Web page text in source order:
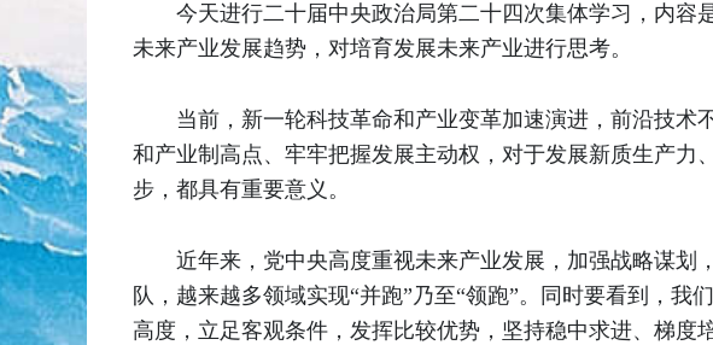
今天进行二十届中央政治局第二十四次集体学习，内
未来产业发展趋势，对培育发展未来产业进行思考。
当前，新一轮科技革命和产业变革加速演进，前沿技
和产业制高点、牢牢把握发展主动权，对于发展新质生产
步，都具有重要意义。
近年来，党中央高度重视未来产业发展，加强战略谋
队，越来越多领域实现“并跑”乃至“领跑”。同时要看到，
高度，立足客观条件，发挥比较优势，坚持稳中求进、梯度